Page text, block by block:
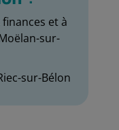
et à
sur-
sur-Bélon